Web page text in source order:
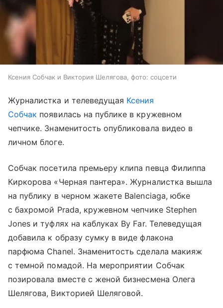
Ксения Собчак и Виктория Шелягова, фото: соцсети
Журналистка и телеведущая Ксения
Собчак появилась на публике в кружевном
чепчике. Знаменитость опубликовала видео в
личном блоге.
Собчак посетила премьеру клипа певца Филиппа
Киркорова «Черная пантера». Журналистка вышла
на публику в черном жакете Balenciaga, юбке
с бахромой Prada, кружевном чепчике Stephen
Jones и туфлях на каблуках By Far. Телеведущая
добавила к образу сумку в виде флакона
парфюма Chanel. Знаменитость сделала макияж
с темной помадой. На мероприятии Собчак
позировала вместе с женой бизнесмена Олега
Шелягова, Викторией Шеляговой.